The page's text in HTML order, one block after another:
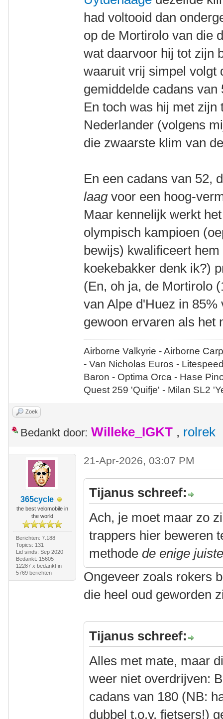
had voltooid dan
op de Mortirolo van die
wat daarvoor hij tot zijn
waaruit vrij simpel volgt
gemiddelde cadans
En toch was hij met zijn
Nederlander (volgens
die zwaarste klim van
En een cadans van 52,
laagvoor een hoog-
Maar kennelijk werkt
olympisch kampioen
bewijs) kwalificeert
koekebakker denk ik?)
(En, oh ja, de Mortirolo
van Alpe d'Huez in
gewoon ervaren als
Airborne Valkyrie - Airborne
- Van Nicholas Euros -
Baron - Optima Orca - Hase
Quest 259 'Quifje' - Milan SL2
Zoek
Bedankt door: Willeke_IGKT , rolrek
365cycle
the best velomobile in
the world
Berichten: 7.188
Topics: 131
Lid sinds: Sep 2020
Bedankt: 15605
12287 x bedankt in
5769 berichten
21-Apr-2026, 03:07 PM
Tijanus schreef:
Ach, je moet maar zo
trappers hier beweren
methode de enige
Ongeveer zoals rokers
die heel oud geworden
Tijanus schreef:
Alles met mate, maar
weer niet overdrijven:
cadans van 180 (NB:
dubbel t.o.v. fietsers!)